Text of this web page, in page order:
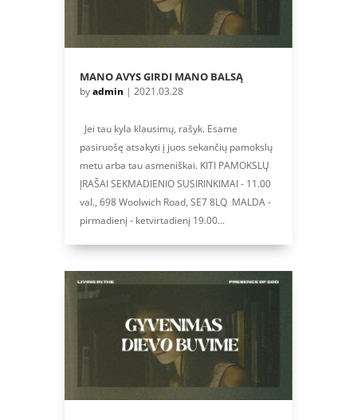
MANO AVYS GIRDI MANO BALSĄ
byadmin | 2021.03.28
Jei tau kyla klausimų, rašyk. Esame
pasiruošę atsakyti į juos sekančių pamokslų
metu arba tau asmeniškai. KITI PAMOKSLŲ
ĮRAŠAI SEKMADIENIO SUSIRINKIMAI - 11.00
val., 698 Woolwich Road, SE7 8LQ MALDA -
pirmadienį - ketvirtadienį 19.00...